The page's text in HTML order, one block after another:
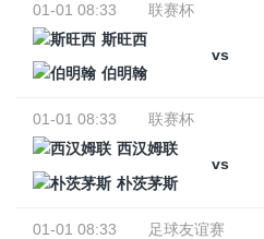
01-01 08:33
联赛杯
斯旺西
vs
伯明翰
01-01 08:33
联赛杯
西汉姆联
vs
朴茨茅斯
01-01 08:33
足球友谊赛